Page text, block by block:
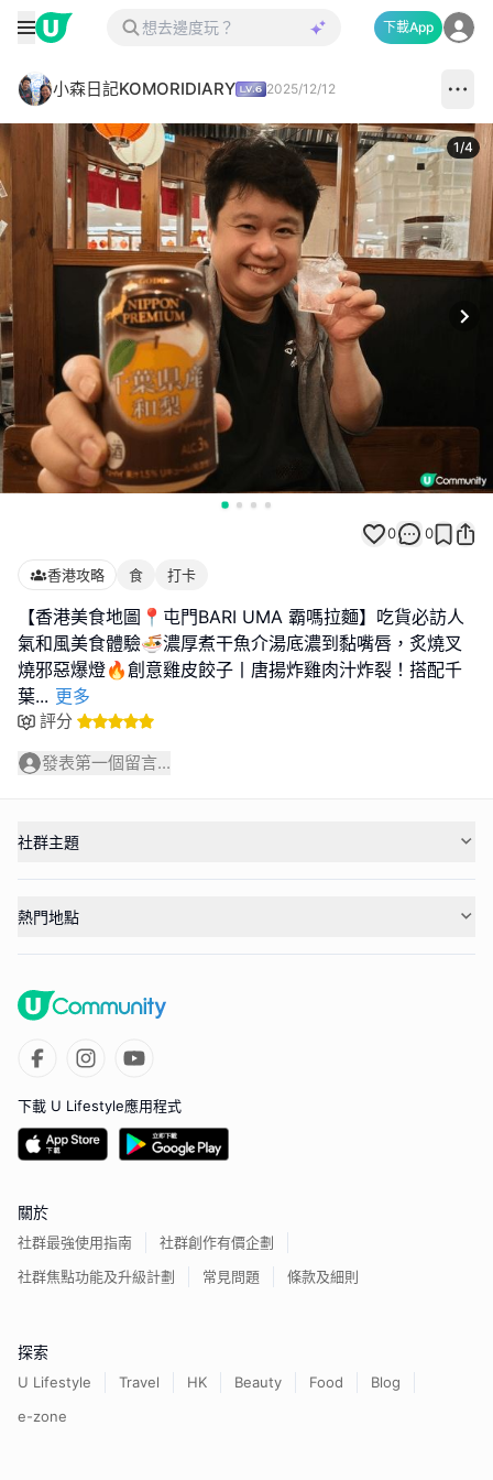
下載App
小森日記KOMORIDIARY 2025/12/12
1/4
0 0
香港攻略 食 打卡
【香港美食地圖📍屯門BARI UMA 霸嗎拉麵】吃貨必訪人
氣和風美食體驗🍜濃厚煮干魚介湯底濃到黏嘴唇，炙燒叉
燒邪惡爆燈🔥創意雞皮餃子丨唐揚炸雞肉汁炸裂！搭配千
葉... 更多
評分
發表第一個留言...
社群主題
熱門地點
下載 U Lifestyle應用程式
關於
社群最強使用指南
社群創作有價企劃
社群焦點功能及升級計劃
常見問題 條款及細則
探索
U Lifestyle Travel HK Beauty Food
Blog
e-zone